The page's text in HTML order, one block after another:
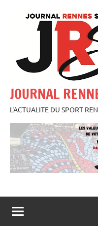
JOURNAL
L'ACTUALITE DU SPORT